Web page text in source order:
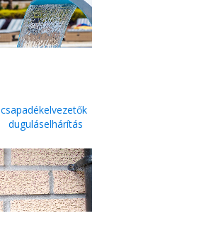
csapadékelvezetők
duguláselhárítás